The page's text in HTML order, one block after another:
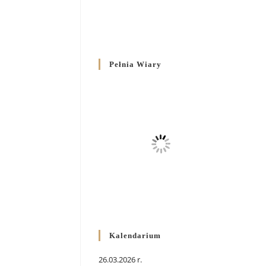
Pełnia Wiary
Kalendarium
26.03.2026 r.